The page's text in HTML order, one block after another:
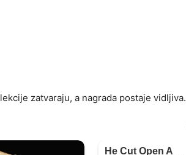
zatvaraju, a nagrada postaje vidljiva.